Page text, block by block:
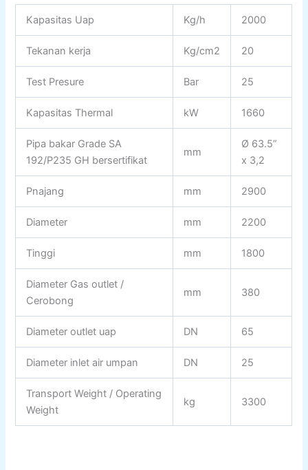
Kapasitas Uap Kg/h 2000
Tekanan kerja Kg/cm2 20
Test Presure Bar 25
Kapasitas Thermal kW 1660
Pipa bakar Grade SA
192/P235 GH bersertifikat
mm
Ø 63.5”
x 3,2
Pnajang mm 2900
Diameter mm 2200
Tinggi mm 1800
Diameter Gas outlet /
Cerobong
mm 380
Diameter outlet uap DN 65
Diameter inlet air umpan DN 25
Transport Weight / Operating
Weight
kg 3300